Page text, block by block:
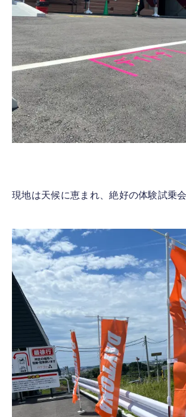
現地は天候に恵まれ、絶好の体験試乗